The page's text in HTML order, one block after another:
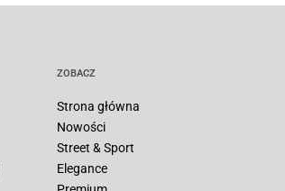
ZOBACZ
Strona główna
Nowości
Street & Sport
Elegance